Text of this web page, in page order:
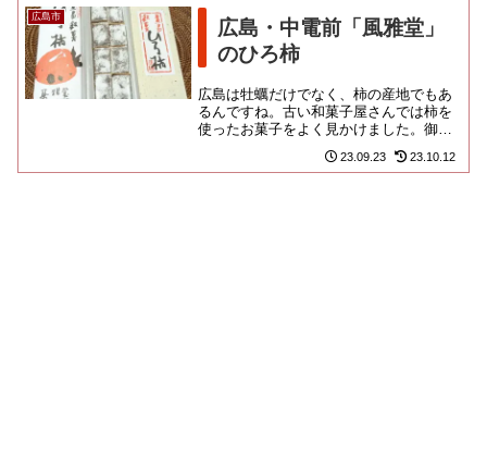
広島市
広島・中電前「風雅堂」
のひろ柿
広島は牡蠣だけでなく、柿の産地でもあ
るんですね。古い和菓子屋さんでは柿を
使ったお菓子をよく見かけました。御茶
席菓子調達所という、それっぽき看板を
掲げる「風雅堂」ネットで見た...
23.09.23 23.10.12